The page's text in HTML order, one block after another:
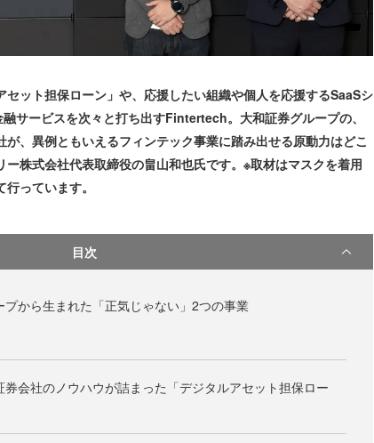
ット担保ローン」や、応援したい組織や個人を応援するSaaSシ
サービスを次々と打ち出すFintertech。大和証券グループの、
、異例ともいえるフィンテック事業に踏み出せる原動力はどこ
株式会社代表取締役の畠山和也氏です。※取材はマスクを着用
っています。
目次
プから生まれた「正気じゃない」2つの事業
券会社のノウハウが詰まった「デジタルアセット担保ロー